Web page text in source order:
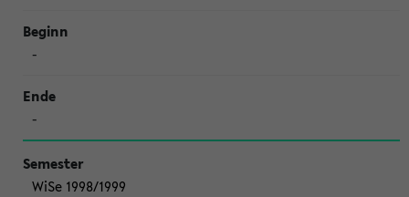
-
-
WiSe 1998/1999